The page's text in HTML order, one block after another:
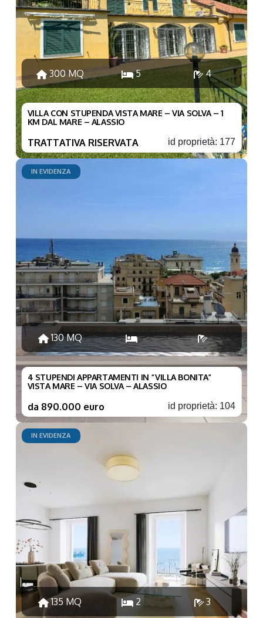
300 MQ 5 4
VILLA CON STUPENDA VISTA MARE – VIA SOLVA – 1
KM DAL MARE – ALASSIO
id proprietà: 177
TRATTATIVA RISERVATA
IN EVIDENZA
130 MQ
4 STUPENDI APPARTAMENTI IN “VILLA BONITA”
VISTA MARE – VIA SOLVA – ALASSIO
id proprietà: 104
da 890.000 euro
IN EVIDENZA
135 MQ 2 3